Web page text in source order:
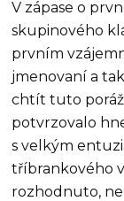
V zápase o
skupinového
prvním
jmenovaní a
chtít tuto
potvrzovalo
s velkým
tříbrankového
rozhodnuto,